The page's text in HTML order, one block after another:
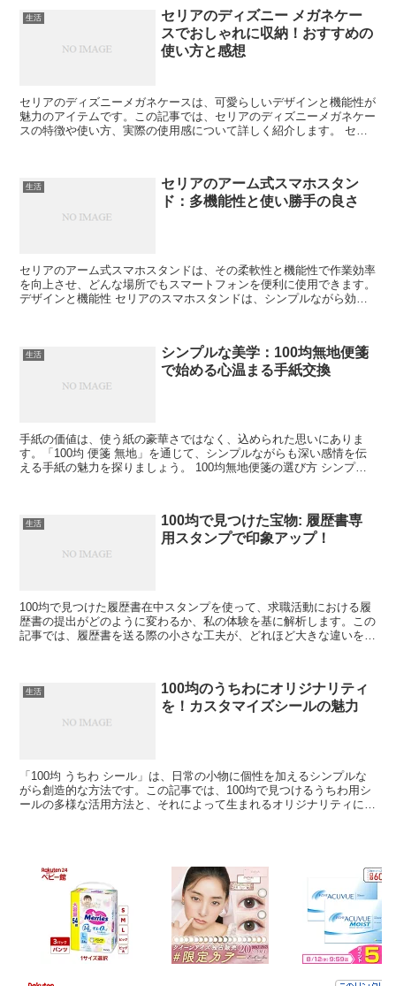
生活
セリアのディズニー メガネケー
スでおしゃれに収納！おすすめの
使い方と感想
セリアのディズニーメガネケースは、可愛らしいデザインと機能性が
魅力のアイテムです。この記事では、セリアのディズニーメガネケー
スの特徴や使い方、実際の使用感について詳しく紹介します。 セリ
生活
セリアのアーム式スマホスタン
ド：多機能性と使い勝手の良さ
セリアのアーム式スマホスタンドは、その柔軟性と機能性で作業効率
を向上させ、どんな場所でもスマートフォンを便利に使用できます。
デザインと機能性 セリアのスマホスタンドは、シンプルながら効果
生活
シンプルな美学：100均無地便箋
で始める心温まる手紙交換
手紙の価値は、使う紙の豪華さではなく、込められた思いにありま
す。「100均 便箋 無地」を通じて、シンプルながらも深い感情を伝
える手紙の魅力を探りましょう。 100均無地便箋の選び方 シンプル
生活
100均で見つけた宝物: 履歴書専
用スタンプで印象アップ！
100均で見つけた履歴書在中スタンプを使って、求職活動における履
歴書の提出がどのように変わるか、私の体験を基に解析します。この
記事では、履歴書を送る際の小さな工夫が、どれほど大きな違いを生
生活
100均のうちわにオリジナリティ
を！カスタマイズシールの魅力
「100均 うちわ シール」は、日常の小物に個性を加えるシンプルな
がら創造的な方法です。この記事では、100均で見つけるうちわ用シ
ールの多様な活用方法と、それによって生まれるオリジナリティにつ